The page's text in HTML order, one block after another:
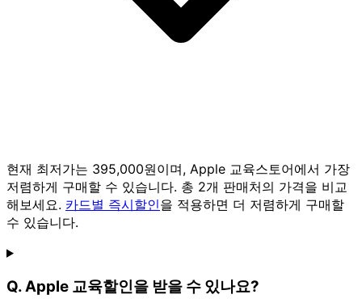
현재 최저가는 395,000원이며, Apple 교육스토어에서 가장
저렴하게 구매할 수 있습니다. 총 2개 판매처의 가격을 비교
해보세요. 카드별 즉시할인을 적용하면 더 저렴하게 구매할
수 있습니다.
Q. Apple 교육할인을 받을 수 있나요?